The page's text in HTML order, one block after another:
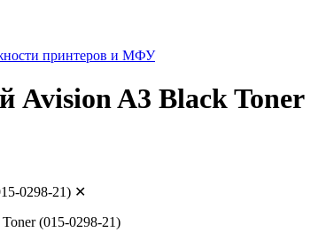
принтеров и МФУ
Avision A3 Black Toner
0298-21) ✕